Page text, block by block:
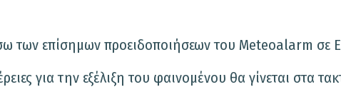
των επίσημων προειδοποιήσεων του Meteoalarm σε
για την εξέλιξη του φαινομένου θα γίνεται στα